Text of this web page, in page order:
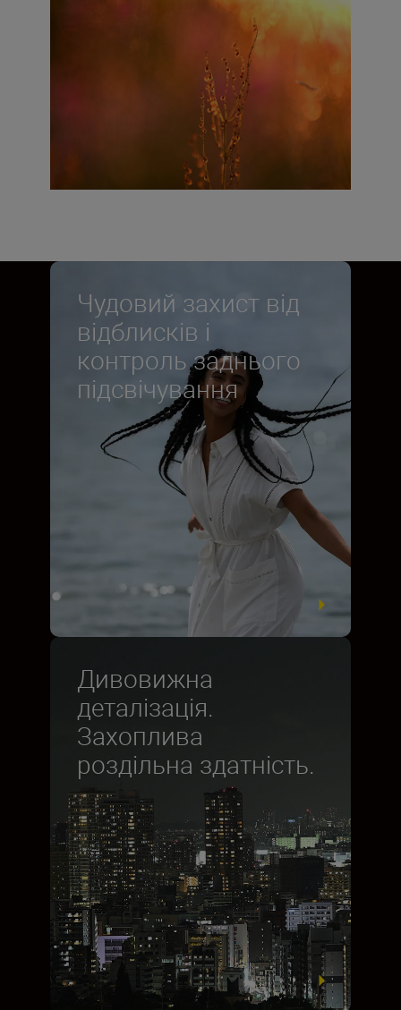
Чудовий захист від
відблисків і
контроль заднього
підсвічування
Дивовижна
деталізація.
Захоплива
роздільна здатність.